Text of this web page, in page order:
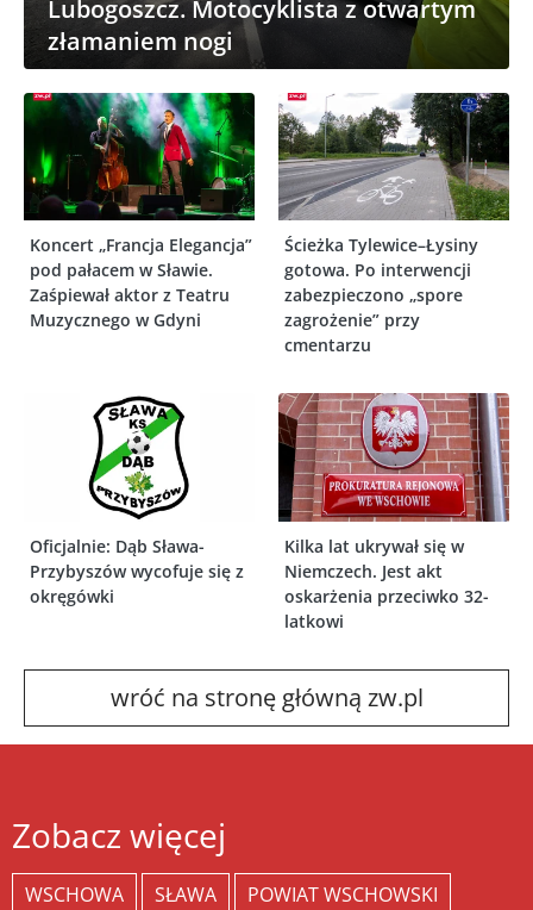
Lubogoszcz. Motocyklista z otwartym
złamaniem nogi
Koncert „Francja Elegancja”
pod pałacem w Sławie.
Zaśpiewał aktor z Teatru
Muzycznego w Gdyni
Ścieżka Tylewice–Łysiny
gotowa. Po interwencji
zabezpieczono „spore
zagrożenie” przy
cmentarzu
Oficjalnie: Dąb Sława-
Przybyszów wycofuje się z
okręgówki
Kilka lat ukrywał się w
Niemczech. Jest akt
oskarżenia przeciwko 32-
latkowi
wróć na stronę główną zw.pl
Zobacz więcej
WSCHOWA SŁAWA
POWIAT WSCHOWSKI